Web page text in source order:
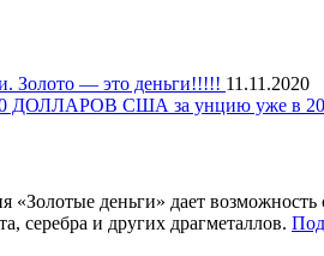
Золото — это деньги!!!!! 11.11.2020
ДОЛЛАРОВ США за унцию уже в
«Золотые деньги» дает
серебра и других драгметаллов.